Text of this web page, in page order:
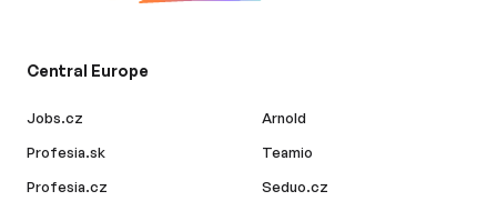
Central Europe
Jobs.cz
Profesia.sk
Profesia.cz
Arnold
Teamio
Seduo.cz